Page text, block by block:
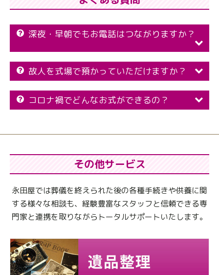
深夜・早朝でもお電話はつながりますか？
故人を式場で預かっていただけますか？
コロナ禍でどんなお式ができるの？
その他サービス
永田屋では葬儀を終えられた後の各種手続きや供養に関
する様々な相談も、 経験豊富なスタッフと信頼できる専
門家と連携を取りながらトータルサポートいたします。